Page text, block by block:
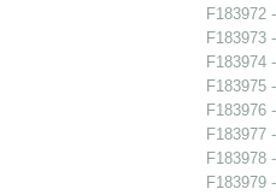
F183972
F183973
F183974
F183975
F183976
F183977
F183978
F183979